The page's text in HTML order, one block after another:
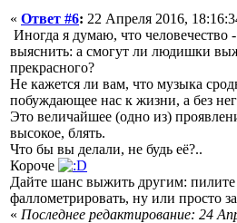
« Ответ #6: 22 Апреля 2016,
Иногда я думаю, что
выяснить: а смогут ли людишки
прекрасного?
Не кажется ли вам, что музыка
побуждающее нас к жизни, а без
Это величайшее (одно из)
высокое, блять.
Что бы вы делали, не будь её?..
Короче
Дайте шанс выжить другим: пилите
фаллометрировать, ну или просто
« Последнее редактирование: 24